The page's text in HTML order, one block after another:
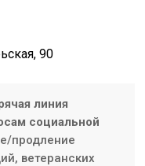
90
линия
социальной
продление
ветеранских